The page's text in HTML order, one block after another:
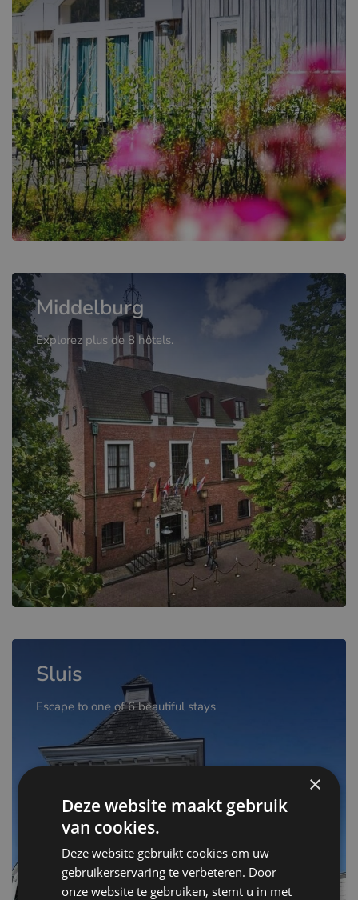
Middelburg
Explorez plus de 8 hôtels.
Sluis
Escape to one of 6 beautiful stays
×
Deze website maakt gebruik
van cookies.
Deze website gebruikt cookies om uw
gebruikerservaring te verbeteren. Door
onze website te gebruiken, stemt u in met